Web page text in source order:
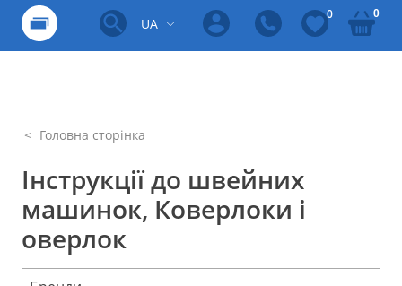
UA
0 0
Головна сторінка
Інструкції до швейних
машинок, Коверлоки і
оверлок